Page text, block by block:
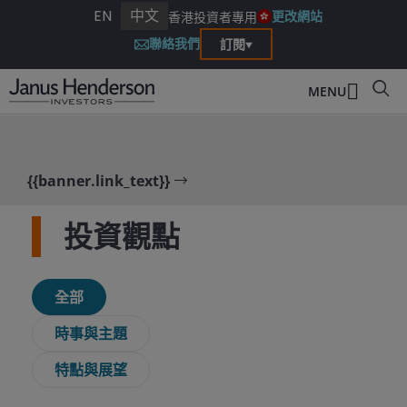
EN 中文 香港投資者專用
更改網站
聯絡我們
訂閱
MENU
{{banner.link_text}}
投資觀點
全部
時事與主題
特點與展望